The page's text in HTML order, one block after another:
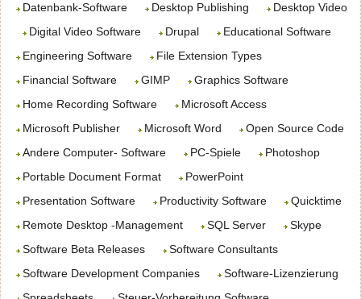
Datenbank-Software
Desktop Publishing
Desktop Video
Digital Video Software
Drupal
Educational Software
Engineering Software
File Extension Types
Financial Software
GIMP
Graphics Software
Home Recording Software
Microsoft Access
Microsoft Publisher
Microsoft Word
Open Source Code
Andere Computer- Software
PC-Spiele
Photoshop
Portable Document Format
PowerPoint
Presentation Software
Productivity Software
Quicktime
Remote Desktop -Management
SQL Server
Skype
Software Beta Releases
Software Consultants
Software Development Companies
Software-Lizenzierung